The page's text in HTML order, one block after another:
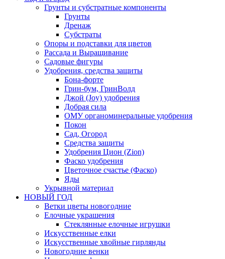
Грунты и субстратные компоненты
Грунты
Дренаж
Субстраты
Опоры и подставки для цветов
Рассада и Выращивание
Садовые фигуры
Удобрения, средства защиты
Бона-форте
Грин-бум, ГринВолд
Джой (Joy) удобрения
Добрая сила
ОМУ органоминеральные удобрения
Покон
Сад, Огород
Средства защиты
Удобрения Цион (Zion)
Фаско удобрения
Цветочное счастье (Фаско)
Яды
Укрывной материал
НОВЫЙ ГОД
Ветки цветы новогодние
Елочные украшения
Стеклянные елочные игрушки
Искусственные елки
Искусственные хвойные гирлянды
Новогодние венки